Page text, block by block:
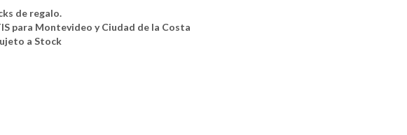
de regalo.
para Montevideo y Ciudad de la Costa
a Stock